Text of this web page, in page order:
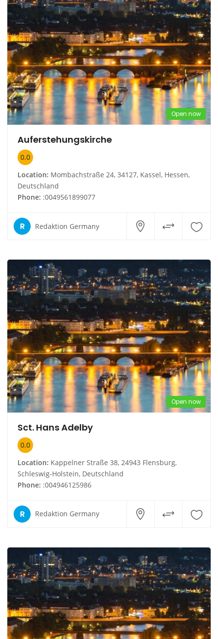
Open now
Auferstehungskirche
0.0
Location: Mombachstraße 24, 34127, Kassel, Hessen,
Deutschland
Phone: :0049561899077
R Redaktion Germany
Open now
Sct. Hans Adelby
0.0
Location: Kappelner Straße 38, 24943 Flensburg,
Schleswig-Holstein, Deutschland
Phone: :004946125986
R Redaktion Germany